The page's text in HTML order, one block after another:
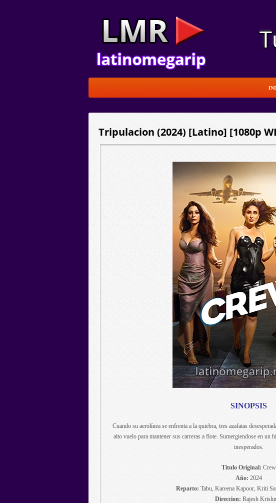
Tripulacion (2024) [Latino] [1080p
SINOPSIS
Cuando su aerolínea se enfrenta a la quiebra, tres azafatas
alto vuelo para mantener sus carreras a flote. Sumergiendose en un
inesperados.
Titulo Original: Crew
Año: 2024
Reparto: Tabu, Kareena Kapoor, Kriti
Direccion: Rajesh